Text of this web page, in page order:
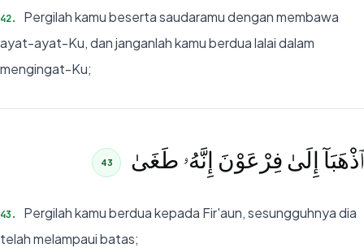
42.
Pergilah kamu beserta saudaramu dengan membawa
ayat-ayat-Ku, dan janganlah kamu berdua lalai dalam
mengingat-Ku;
ٱذْهَبَآ إِلَىٰ فِرْعَوْنَ إِنَّهُۥ طَغَىٰ 43
43.
Pergilah kamu berdua kepada Fir'aun, sesungguhnya dia
telah melampaui batas;